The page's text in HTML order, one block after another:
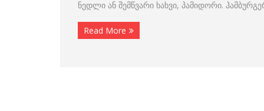
ნედლი ან შემწვარი ხახვი, პამიდორი.
Read More